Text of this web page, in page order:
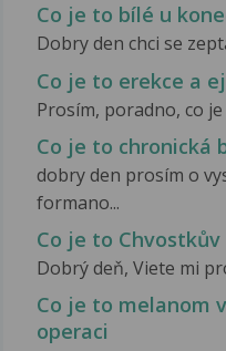
Co je to bílé u
Dobry den chci se
Co je to erekce a
Prosím, poradno, co
Co je to chronická
dobry den prosím o
formano...
Co je to
Dobrý deň, Viete mi
Co je to melanom
operaci